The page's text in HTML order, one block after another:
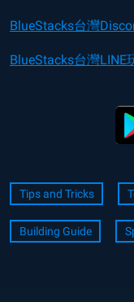
BlueStacks台灣
BlueStacks台灣LINE
Tips and Tricks
Building Guide